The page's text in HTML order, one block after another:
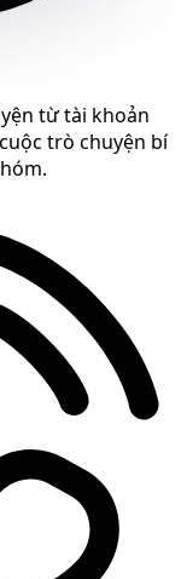
từ tài khoản
trò chuyện bí